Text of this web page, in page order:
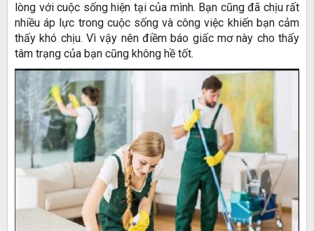
lòng với cuộc sống hiện tại của mình. Bạn cũng đã chịu rất
nhiều áp lực trong cuộc sống và công việc khiến bạn cảm
thấy khó chịu. Vì vậy nên điềm báo giấc mơ này cho thấy
tâm trạng của bạn cũng không hề tốt.